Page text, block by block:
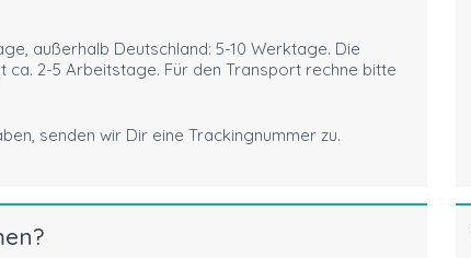
außerhalb Deutschland: 5-10 Werktage. Die
2-5 Arbeitstage. Für den Transport rechne bitte
senden wir Dir eine Trackingnummer zu.